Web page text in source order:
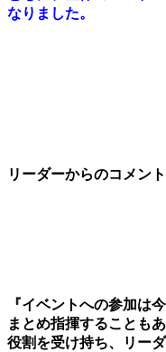
なりました。
リーダーからのコメント
『イベントへの参加は
まとめ指揮することも
役割を受け持ち、リー